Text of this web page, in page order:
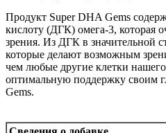
Продукт Super DHA Gems
кислоту (ДГК) омега-3, которая
зрения. Из ДГК в значительной
которые делают возможным
чем любые другие клетки нашего
оптимальную поддержку своим
Gems.